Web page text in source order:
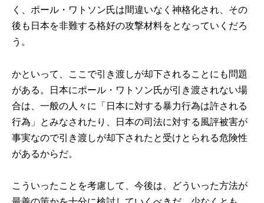
く、ポール・ワトソン氏は間違いなく神格化され、その
後も日本を非難する格好の攻撃材料をとなっていくだろ
う。
かといって、ここで引き渡しが却下されることにも問題
がある。日本にポール・ワトソン氏が引き渡されない場
合は、一般の人々に「日本に対する暴力行為は許される
行為」とみなされたり、日本の司法に対する風評被害が
事実なので引き渡しが却下されたと受けとられる危険性
があるからだ。
こういったことを考慮して、今後は、どういった方法が